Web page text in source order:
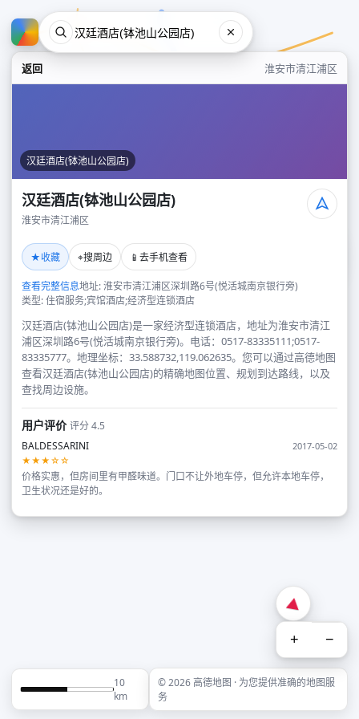
返回 淮安市清江浦区
汉廷酒店(钵池山公园店)
汉廷酒店(钵池山公园店)
淮安市清江浦区
★收藏 ⌖搜周边 📱 去手机查看
查看完整信息地址: 淮安市清江浦区深圳路6号(悦活城南京银行旁)
类型: 住宿服务;宾馆酒店;经济型连锁酒店
汉廷酒店(钵池山公园店)是一家经济型连锁酒店，地址为淮安市清江
浦区深圳路6号(悦活城南京银行旁)。电话：0517-83335111;0517-
83335777。地理坐标：33.588732,119.062635。您可以通过高德地图
查看汉廷酒店(钵池山公园店)的精确地图位置、规划到达路线，以及
查找周边设施。
用户评价评分 4.5
BALDESSARINI
2017-05-02
★★★☆☆
价格实惠，但房间里有甲醛味道。门口不让外地车停，但允许本地车停，
卫生状况还是好的。
+ −
10
km
© 2026 高德地图 · 为您提供准确的地图服
务